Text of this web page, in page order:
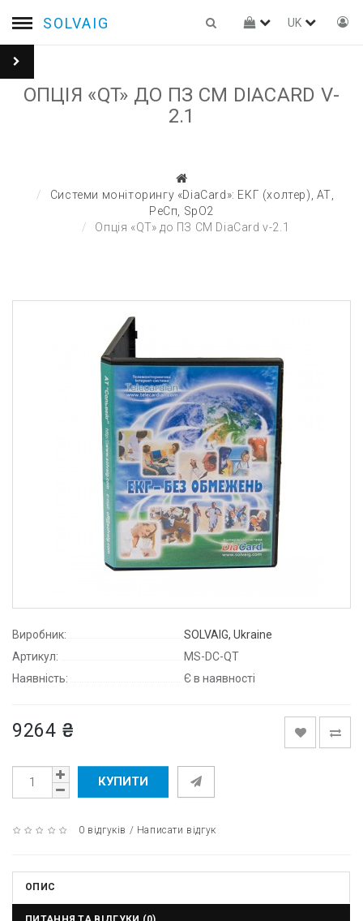
SOLVAIG UK
ОПЦІЯ «QT» ДО ПЗ СМ DIACARD V-
2.1
Системи моніторингу «DiaCard»: ЕКГ (холтер), АТ,
РеСп, SpO2
Опція «QT» до ПЗ СМ DiaCard v-2.1
Виробник:
SOLVAIG, Ukraine
Артикул:
MS-DC-QT
Наявність:
Є в наявності
9264 ₴
КУПИТИ
0 відгуків / Написати відгук
ОПИС